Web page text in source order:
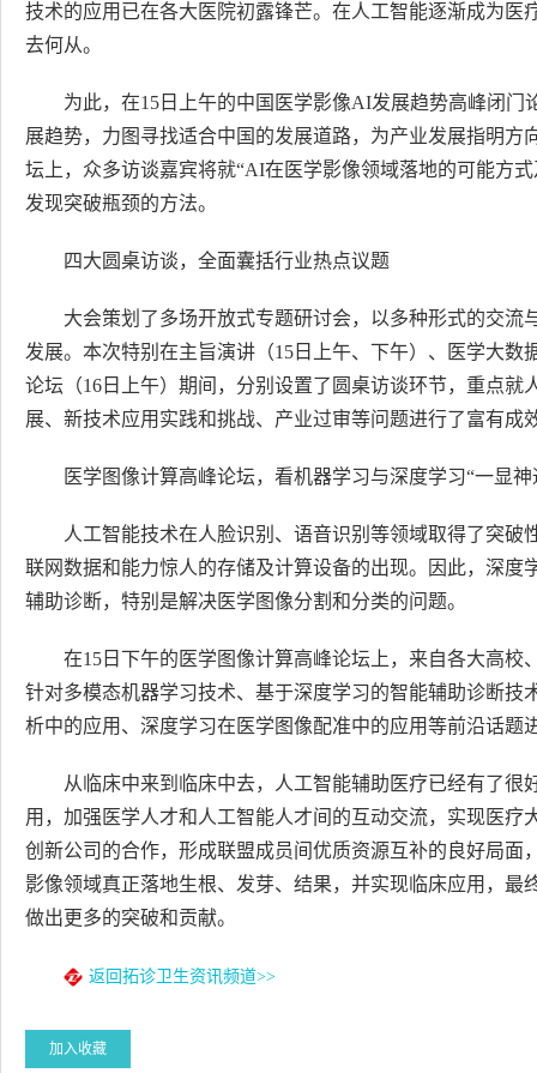
技术的应用已在各大医院初露锋芒。在人工智能逐渐成为
去何从。
为此，在15日上午的中国医学影像AI发展趋势高峰闭
展趋势，力图寻找适合中国的发展道路，为产业发展指明
坛上，众多访谈嘉宾将就“AI在医学影像领域落地的可能方
发现突破瓶颈的方法。
四大圆桌访谈，全面囊括行业热点议题
大会策划了多场开放式专题研讨会，以多种形式的交
发展。本次特别在主旨演讲（15日上午、下午）、医学大
论坛（16日上午）期间，分别设置了圆桌访谈环节，重点
展、新技术应用实践和挑战、产业过审等问题进行了富有成
医学图像计算高峰论坛，看机器学习与深度学习“一显神
人工智能技术在人脸识别、语音识别等领域取得了突
联网数据和能力惊人的存储及计算设备的出现。因此，深
辅助诊断，特别是解决医学图像分割和分类的问题。
在15日下午的医学图像计算高峰论坛上，来自各大高
针对多模态机器学习技术、基于深度学习的智能辅助诊断
析中的应用、深度学习在医学图像配准中的应用等前沿话题
从临床中来到临床中去，人工智能辅助医疗已经有了
用，加强医学人才和人工智能人才间的互动交流，实现医
创新公司的合作，形成联盟成员间优质资源互补的良好局
影像领域真正落地生根、发芽、结果，并实现临床应用，
做出更多的突破和贡献。
返回拓诊卫生资讯频道>>
加入收藏